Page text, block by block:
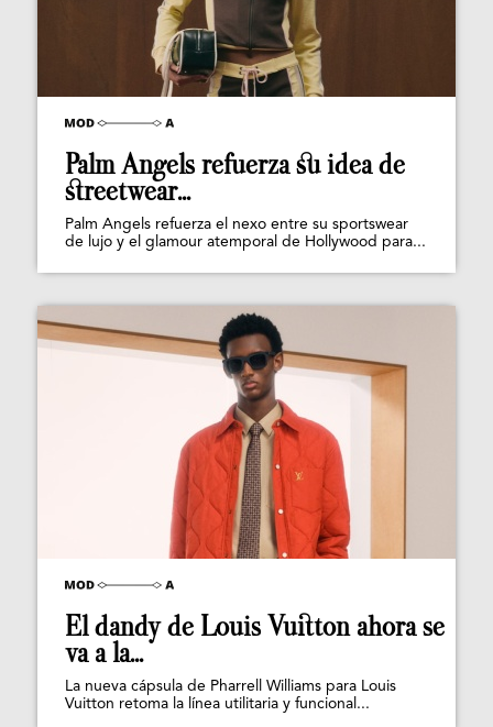
Palm Angels refuerza su idea de
streetwear...
Palm Angels refuerza el nexo entre su sportswear
de lujo y el glamour atemporal de Hollywood para...
El dandy de Louis Vuitton ahora se
va a la...
La nueva cápsula de Pharrell Williams para Louis
Vuitton retoma la línea utilitaria y funcional...